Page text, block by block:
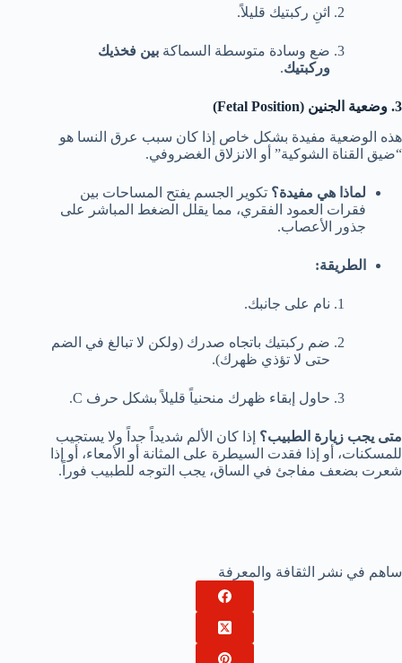
اثنِ ركبتيك قليلاً.
ضع وسادة متوسطة السماكة بين فخذيك
وركبتيك.
3. وضعية الجنين (Fetal Position)
هذه الوضعية مفيدة بشكل خاص إذا كان سبب عرق النسا هو
“ضيق القناة الشوكية” أو الانزلاق الغضروفي.
لماذا هي مفيدة؟ تكوير الجسم يفتح المساحات بين
فقرات العمود الفقري، مما يقلل الضغط المباشر على
جذور الأعصاب.
الطريقة:
نام على جانبك.
ضم ركبتيك باتجاه صدرك (ولكن لا تبالغ في الضم
حتى لا تؤذي ظهرك).
حاول إبقاء ظهرك منحنياً قليلاً بشكل حرف C.
متى يجب زيارة الطبيب؟ إذا كان الألم شديداً جداً ولا يستجيب
للمسكنات، أو إذا فقدت السيطرة على المثانة أو الأمعاء، أو إذا
شعرت بضعف مفاجئ في الساق، يجب التوجه للطبيب فوراً.
ساهم في نشر الثقافة والمعرفة